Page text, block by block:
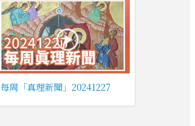
每周「真理新聞」20241227